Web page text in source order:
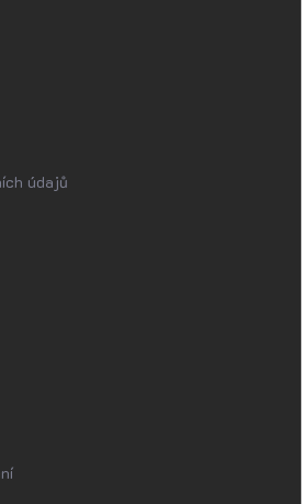
údajů